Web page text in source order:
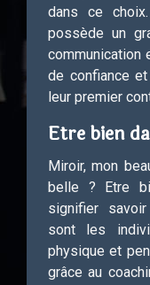
dans ce
possède un
communication
de confiance
leur premier
Etre bien
Miroir, mon
belle ? Etre
signifier
sont les
physique et
grâce au